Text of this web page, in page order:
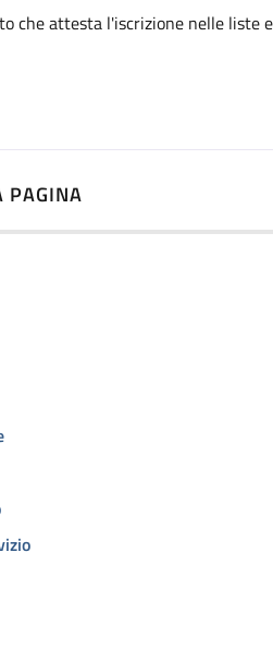
che attesta l'iscrizione nelle liste
PAGINA